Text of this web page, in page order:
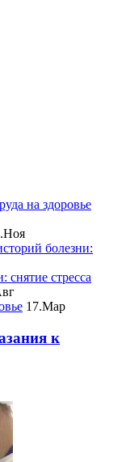
на здоровье
болезни:
снятие стресса
17.Мар
к